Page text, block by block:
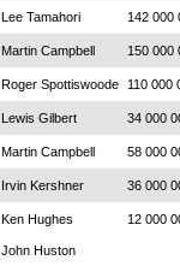
Lee Tamahori 142 000
Martin Campbell 150 000
Roger Spottiswoode 110 000
Lewis Gilbert 34 000
Martin Campbell 58 000
Irvin Kershner 36 000
Ken Hughes
John Huston
12 000